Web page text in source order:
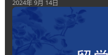
2024年 9月 14日